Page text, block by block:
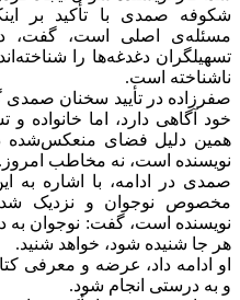
شکوفه صمدی با تأکید بر
مسئله‌ی اصلی است، گفت،
تسهیلگران دغدغه‌ها را
ناشناخته است.
صفرزاده در تأیید سخنان صمدی
خود آگاهی دارد، اما خانواده
همین دلیل فضای منعکس‌شده
نویسنده است، نه مخاطب امروز.
صمدی در ادامه، با اشاره به
مخصوص نوجوان و نزدیک
نویسنده است، گفت: نوجوان به
هر جا شنیده شود، خواهد شنید.
او ادامه داد، عرضه و معرفی
و به درستی انجام شود.